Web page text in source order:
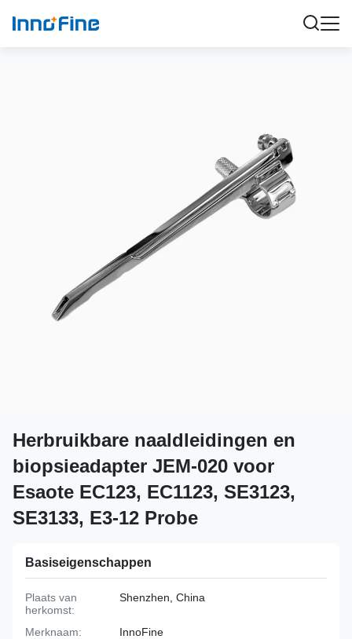
Herbruikbare naaldleidingen en
biopsieadapter JEM-020 voor
Esaote EC123, EC1123, SE3123,
SE3133, E3-12 Probe
Basiseigenschappen
Plaats van
herkomst:
Shenzhen, China
Merknaam:
InnoFine